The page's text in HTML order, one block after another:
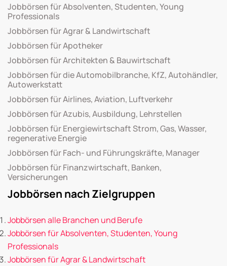
Jobbörsen für Absolventen, Studenten, Young
Professionals
Jobbörsen für Agrar & Landwirtschaft
Jobbörsen für Apotheker
Jobbörsen für Architekten & Bauwirtschaft
Jobbörsen für die Automobilbranche, KfZ, Autohändler,
Autowerkstatt
Jobbörsen für Airlines, Aviation, Luftverkehr
Jobbörsen für Azubis, Ausbildung, Lehrstellen
Jobbörsen für Energiewirtschaft Strom, Gas, Wasser,
regenerative Energie
Jobbörsen für Fach- und Führungskräfte, Manager
Jobbörsen für Finanzwirtschaft, Banken,
Versicherungen
Jobbörsen nach Zielgruppen
Jobbörsen alle Branchen und Berufe
Jobbörsen für Absolventen, Studenten, Young
Professionals
Jobbörsen für Agrar & Landwirtschaft